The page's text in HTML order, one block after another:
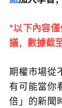
*以下內容
議，數據截
期權市場從
有可能當你
倍」的新聞